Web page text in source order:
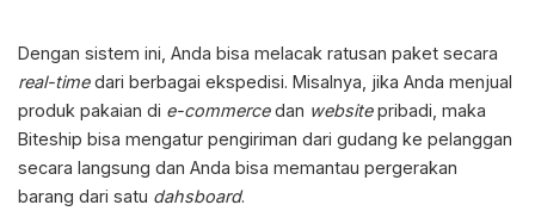
Dengan sistem ini, Anda bisa melacak ratusan paket secara
real-timedari berbagai ekspedisi. Misalnya, jika Anda menjual
produk pakaian di e-commercedan websitepribadi, maka
Biteship bisa mengatur pengiriman dari gudang ke pelanggan
secara langsung dan Anda bisa memantau pergerakan
barang dari satu dahsboard.